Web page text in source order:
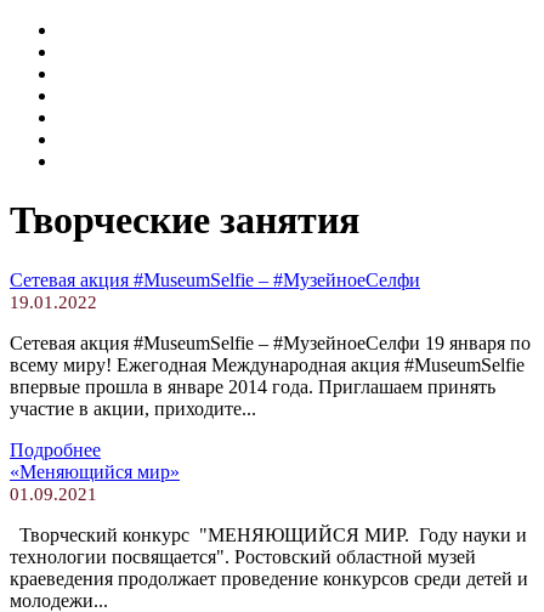
Творческие занятия
Сетевая акция #MuseumSelfie – #МузейноеСелфи
19.01.2022
Сетевая акция #MuseumSelfie – #МузейноеСелфи 19 января по
всему миру! Ежегодная Международная акция #MuseumSelfie
впервые прошла в январе 2014 года. Приглашаем принять
участие в акции, приходите...
Подробнее
«Меняющийся мир»
01.09.2021
Творческий конкурс "МЕНЯЮЩИЙСЯ МИР. Году науки и
технологии посвящается". Ростовский областной музей
краеведения продолжает проведение конкурсов среди детей и
молодежи...